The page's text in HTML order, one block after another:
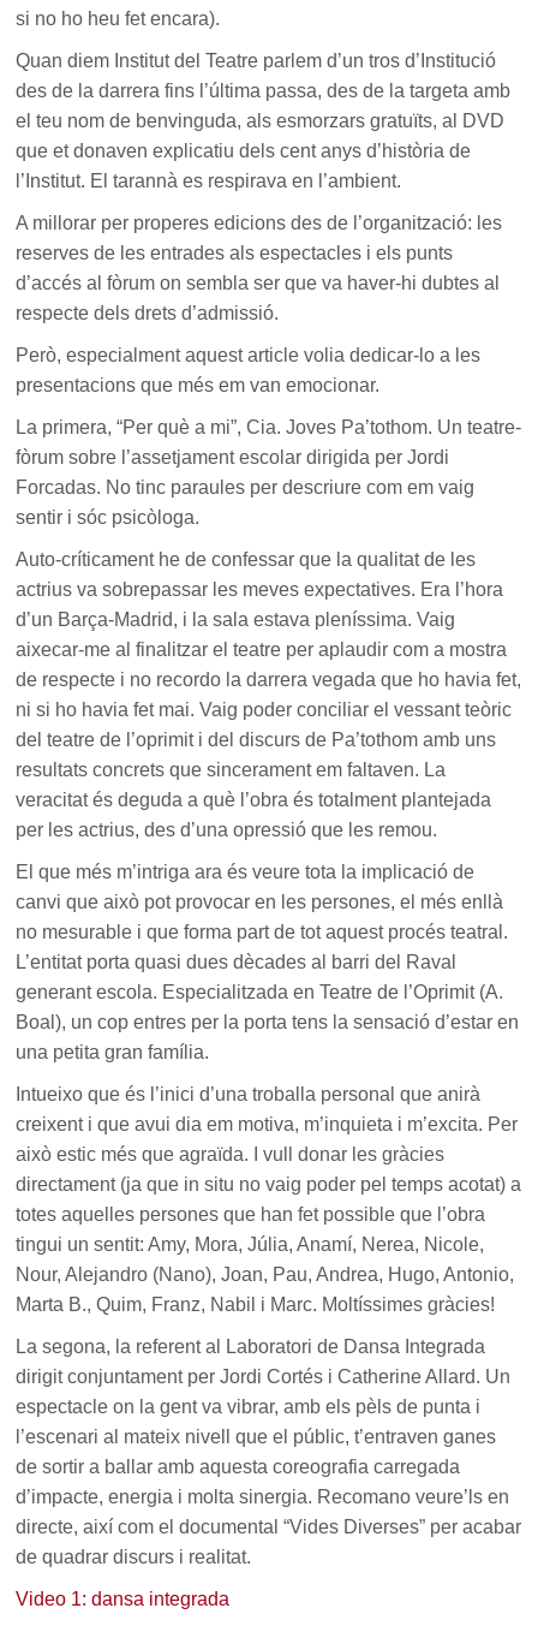
si no ho heu fet encara).
Quan diem Institut del Teatre parlem d’un tros d’Institució
des de la darrera fins l’última passa, des de la targeta amb
el teu nom de benvinguda, als esmorzars gratuïts, al DVD
que et donaven explicatiu dels cent anys d’història de
l’Institut. El tarannà es respirava en l’ambient.
A millorar per properes edicions des de l’organització: les
reserves de les entrades als espectacles i els punts
d’accés al fòrum on sembla ser que va haver-hi dubtes al
respecte dels drets d’admissió.
Però, especialment aquest article volia dedicar-lo a les
presentacions que més em van emocionar.
La primera, “Per què a mi”, Cia. Joves Pa’tothom. Un teatre-
fòrum sobre l’assetjament escolar dirigida per Jordi
Forcadas. No tinc paraules per descriure com em vaig
sentir i sóc psicòloga.
Auto-críticament he de confessar que la qualitat de les
actrius va sobrepassar les meves expectatives. Era l’hora
d’un Barça-Madrid, i la sala estava pleníssima. Vaig
aixecar-me al finalitzar el teatre per aplaudir com a mostra
de respecte i no recordo la darrera vegada que ho havia fet,
ni si ho havia fet mai. Vaig poder conciliar el vessant teòric
del teatre de l’oprimit i del discurs de Pa’tothom amb uns
resultats concrets que sincerament em faltaven. La
veracitat és deguda a què l’obra és totalment plantejada
per les actrius, des d’una opressió que les remou.
El que més m’intriga ara és veure tota la implicació de
canvi que això pot provocar en les persones, el més enllà
no mesurable i que forma part de tot aquest procés teatral.
L’entitat porta quasi dues dècades al barri del Raval
generant escola. Especialitzada en Teatre de l’Oprimit (A.
Boal), un cop entres per la porta tens la sensació d’estar en
una petita gran família.
Intueixo que és l’inici d’una troballa personal que anirà
creixent i que avui dia em motiva, m’inquieta i m’excita. Per
això estic més que agraïda. I vull donar les gràcies
directament (ja que in situ no vaig poder pel temps acotat) a
totes aquelles persones que han fet possible que l’obra
tingui un sentit: Amy, Mora, Júlia, Anamí, Nerea, Nicole,
Nour, Alejandro (Nano), Joan, Pau, Andrea, Hugo, Antonio,
Marta B., Quim, Franz, Nabil i Marc. Moltíssimes gràcies!
La segona, la referent al Laboratori de Dansa Integrada
dirigit conjuntament per Jordi Cortés i Catherine Allard. Un
espectacle on la gent va vibrar, amb els pèls de punta i
l’escenari al mateix nivell que el públic, t’entraven ganes
de sortir a ballar amb aquesta coreografia carregada
d’impacte, energia i molta sinergia. Recomano veure’ls en
directe, així com el documental “Vides Diverses” per acabar
de quadrar discurs i realitat.
Video 1: dansa integrada